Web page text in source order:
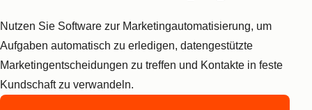
Nutzen Sie Software zur Marketingautomatisierung, um
Aufgaben automatisch zu erledigen, datengestützte
Marketingentscheidungen zu treffen und Kontakte in feste
Kundschaft zu verwandeln.